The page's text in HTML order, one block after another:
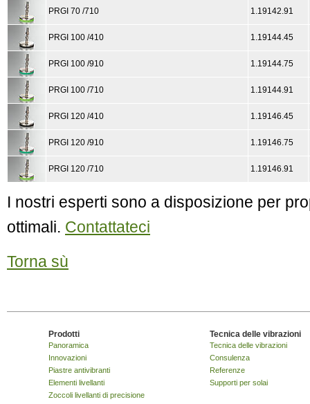
PRGI 70 /710 1.19142.91
PRGI 100 /410 1.19144.45
PRGI 100 /910 1.19144.75
PRGI 100 /710 1.19144.91
PRGI 120 /410 1.19146.45
PRGI 120 /910 1.19146.75
PRGI 120 /710 1.19146.91
I nostri esperti sono a disposizione per
ottimali. Contattateci
Torna sù
Prodotti
Panoramica
Innovazioni
Piastre antivibranti
Elementi livellanti
Zoccoli livellanti di precisione
Tecnica delle vibrazioni
Tecnica delle vibrazioni
Consulenza
Referenze
Supporti per solai